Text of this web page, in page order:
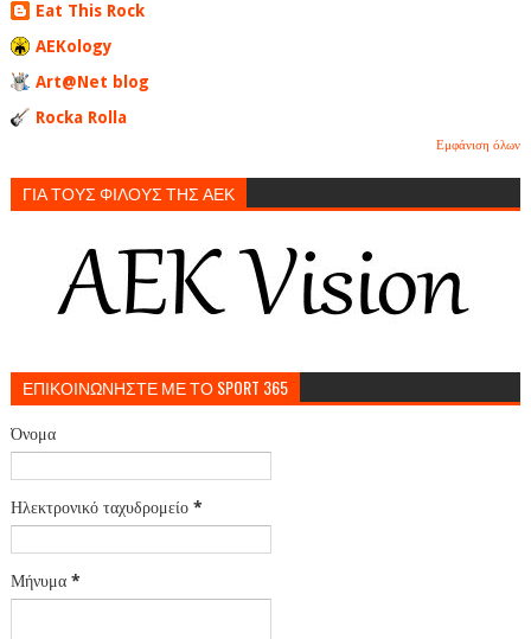
Eat This Rock
AEKology
Art@Net blog
Rocka Rolla
Εμφάνιση όλων
ΓΙΑ ΤΟΥΣ ΦΙΛΟΥΣ ΤΗΣ ΑΕΚ
ΕΠΙΚΟΙΝΩΝΗΣΤΕ ΜΕ ΤΟ SPORT 365
Όνομα
Ηλεκτρονικό ταχυδρομείο *
Μήνυμα *